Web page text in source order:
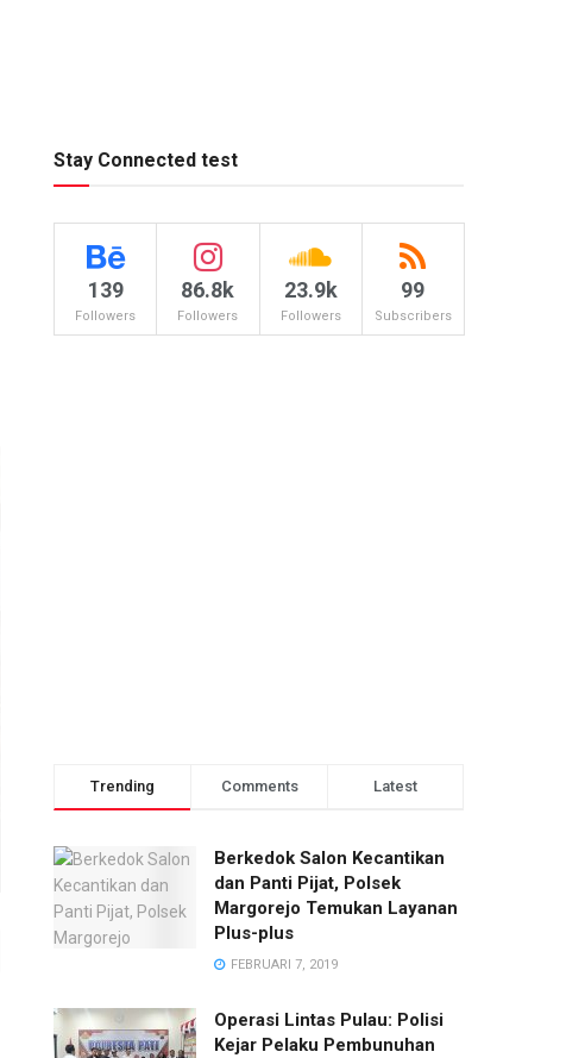
Stay Connected test
139
Followers
86.8k
Followers
23.9k
Followers
99
Subscribers
Trending Comments Latest
Berkedok Salon Kecantikan
dan Panti Pijat, Polsek
Margorejo Temukan Layanan
Plus-plus
FEBRUARI 7, 2019
Operasi Lintas Pulau: Polisi
Kejar Pelaku Pembunuhan